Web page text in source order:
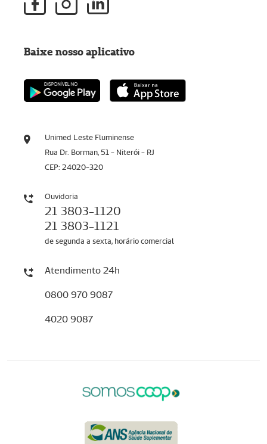
Unimed Leste Fluminense
Rua Dr. Borman, 51 - Niterói - RJ
CEP: 24020-320
Ouvidoria
21 3803-1120
21 3803-1121
de segunda a sexta, horário comercial
Atendimento 24h
0800 970 9087
4020 9087
Baixe nosso aplicativo